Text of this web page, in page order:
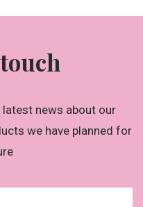
news about our
we have planned for